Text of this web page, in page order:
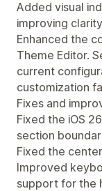
Added visual
improving
Enhanced the
Theme Editor.
current
customization
Fixes and
Fixed the iOS
section
Fixed the
Improved
support for the